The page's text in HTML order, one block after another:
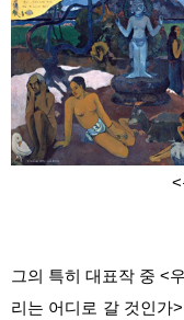
그의 특히 대표작 중 <
리는 어디로 갈 것인가